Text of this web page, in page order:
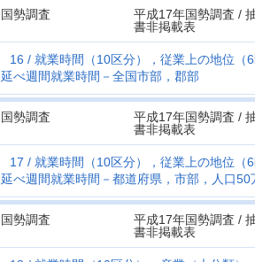
国勢調査
平成17年国勢調査 /
書非掲載表
16
就業時間（10区分），従業上の地位（
延べ週間就業時間－全国市部，郡部
国勢調査
平成17年国勢調査 /
書非掲載表
17
就業時間（10区分），従業上の地位（
延べ週間就業時間－都道府県，市部，人口50
国勢調査
平成17年国勢調査 /
書非掲載表